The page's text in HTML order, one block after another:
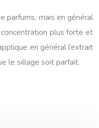
parfums, mais en général
plus forte et
en général l’extrait
le sillage soit parfait.